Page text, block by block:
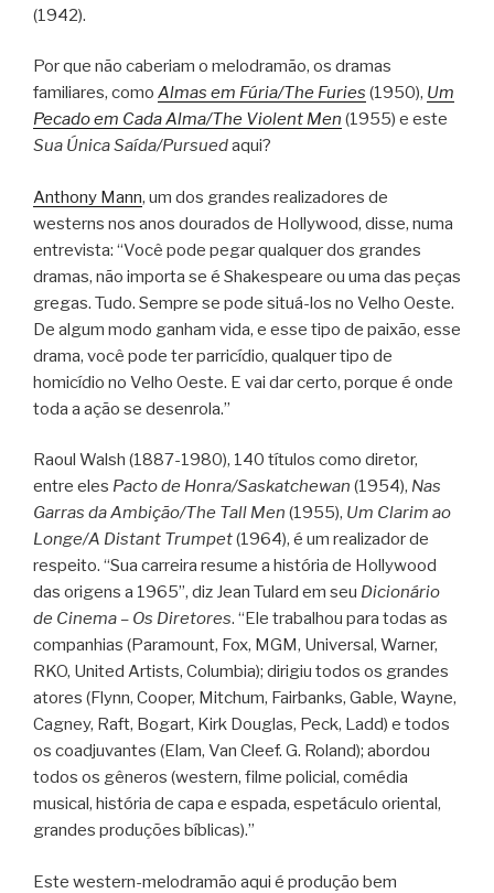
(1942).
Por que não caberiam o melodramão, os dramas
familiares, como Almas em Fúria/The Furies (1950), Um
Pecado em Cada Alma/The Violent Men (1955) e este
Sua Única Saída/Pursuedaqui?
Anthony Mann, um dos grandes realizadores de
westerns nos anos dourados de Hollywood, disse, numa
entrevista: “Você pode pegar qualquer dos grandes
dramas, não importa se é Shakespeare ou uma das peças
gregas. Tudo. Sempre se pode situá-los no Velho Oeste.
De algum modo ganham vida, e esse tipo de paixão, esse
drama, você pode ter parricídio, qualquer tipo de
homicídio no Velho Oeste. E vai dar certo, porque é onde
toda a ação se desenrola.”
Raoul Walsh (1887-1980), 140 títulos como diretor,
entre eles Pacto de Honra/Saskatchewan (1954), Nas
Garras da Ambição/The Tall Men (1955), Um Clarim ao
Longe/A Distant Trumpet(1964), é um realizador de
respeito. “Sua carreira resume a história de Hollywood
das origens a 1965”, diz Jean Tulard em seu Dicionário
de Cinema – Os Diretores. “Ele trabalhou para todas as
companhias (Paramount, Fox, MGM, Universal, Warner,
RKO, United Artists, Columbia); dirigiu todos os grandes
atores (Flynn, Cooper, Mitchum, Fairbanks, Gable, Wayne,
Cagney, Raft, Bogart, Kirk Douglas, Peck, Ladd) e todos
os coadjuvantes (Elam, Van Cleef. G. Roland); abordou
todos os gêneros (western, filme policial, comédia
musical, história de capa e espada, espetáculo oriental,
grandes produções bíblicas).”
Este western-melodramão aqui é produção bem